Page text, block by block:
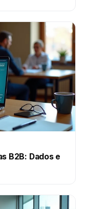
B2B: Dados e